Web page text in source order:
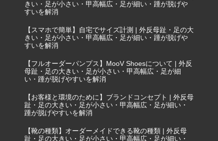
きい・足が小さい・甲高幅広・足が細い・踵が脱げや
すいを解消
【スマホで簡単】自宅でサイズ計測 | 外反母趾・足の大
きい・足が小さい・甲高幅広・足が細い・踵が脱げや
すいを解消
【フルオーダーパンプス】MooV Shoesについて | 外反
母趾・足の大きい・足が小さい・甲高幅広・足が細
い・踵が脱げやすいを解消
【お客様と環境のために】ブランドコンセプト | 外反母
趾・足の大きい・足が小さい・甲高幅広・足が細い・
踵が脱げやすいを解消
【靴の種類】オーダーメイドできる靴の種類 | 外反母
趾・足の大きい・足が小さい・甲高幅広・足が細い・